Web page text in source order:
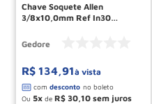
Chave Soquete Allen
3/8x10,0mm Ref In30
Gedore
R$ 134,91à vista
Ou 5 de R$ 30 10